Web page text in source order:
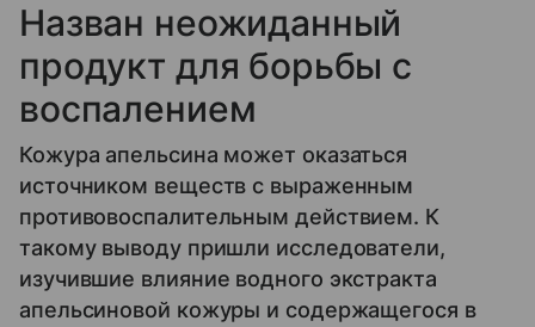
Назван неожиданный
продукт для борьбы с
воспалением
Кожура апельсина может оказаться
источником веществ с выраженным
противовоспалительным действием. К
такому выводу пришли исследователи,
изучившие влияние водного экстракта
апельсиновой кожуры и содержащегося в